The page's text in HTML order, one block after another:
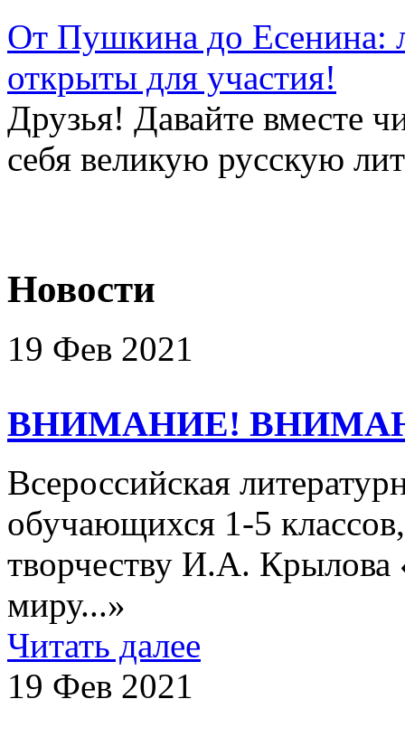
От Пушкина до Есенина:
открыты для участия!
Друзья! Давайте вместе
себя великую русскую
Новости
19 Фев 2021
ВНИМАНИЕ!
Всероссийская
обучающихся 1-5
творчеству И.А. Крылова
миру...»
Читать далее
19 Фев 2021